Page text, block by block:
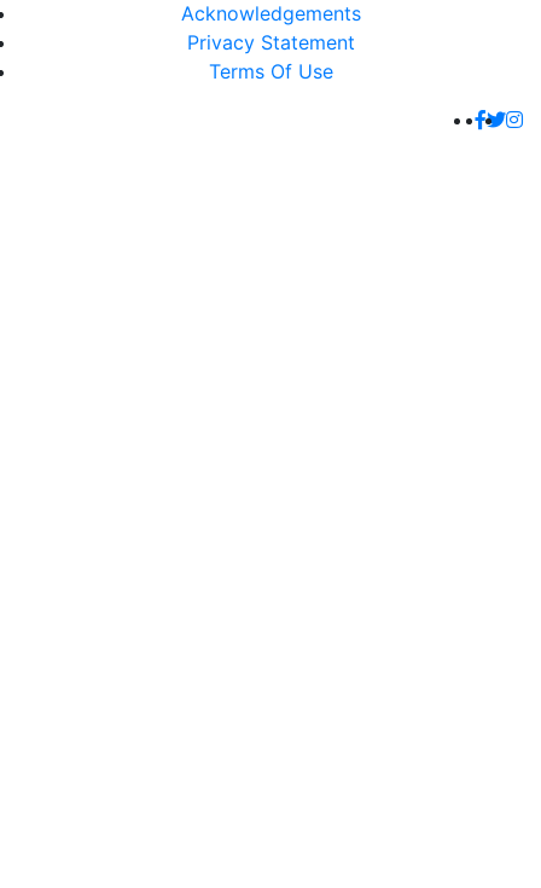
Acknowledgements
Privacy Statement
Terms Of Use